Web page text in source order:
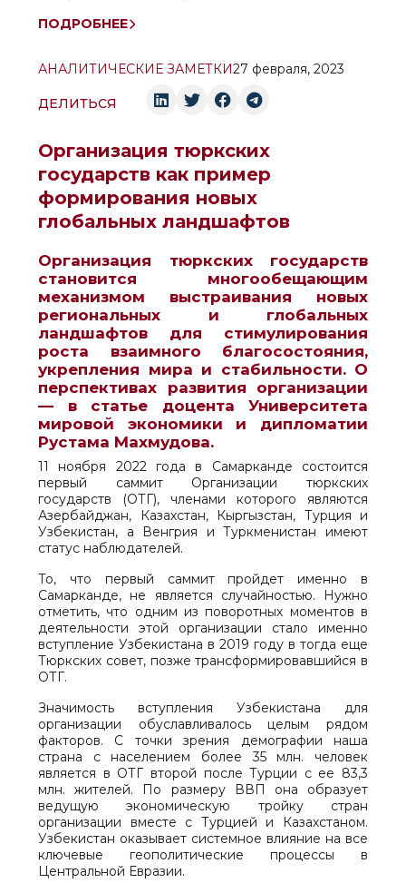
ПОДРОБНЕЕ
АНАЛИТИЧЕСКИЕ ЗАМЕТКИ27 февраля, 2023
ДЕЛИТЬСЯ
Организация тюркских
государств как пример
формирования новых
глобальных ландшафтов
Организация тюркских государств
становится многообещающим
механизмом выстраивания новых
региональных и глобальных
ландшафтов для стимулирования
роста взаимного благосостояния,
укрепления мира и стабильности. О
перспективах развития организации
— в статье доцента Университета
мировой экономики и дипломатии
Рустама Махмудова.
11 ноября 2022 года в Самарканде состоится
первый саммит Организации тюркских
государств (ОТГ), членами которого являются
Азербайджан, Казахстан, Кыргызстан, Турция и
Узбекистан, а Венгрия и Туркменистан имеют
статус наблюдателей.
То, что первый саммит пройдет именно в
Самарканде, не является случайностью. Нужно
отметить, что одним из поворотных моментов в
деятельности этой организации стало именно
вступление Узбекистана в 2019 году в тогда еще
Тюркских совет, позже трансформировавшийся в
ОТГ.
Значимость вступления Узбекистана для
организации обуславливалось целым рядом
факторов. С точки зрения демографии наша
страна с населением более 35 млн. человек
является в ОТГ второй после Турции с ее 83,3
млн. жителей. По размеру ВВП она образует
ведущую экономическую тройку стран
организации вместе с Турцией и Казахстаном.
Узбекистан оказывает системное влияние на все
ключевые геополитические процессы в
Центральной Евразии.